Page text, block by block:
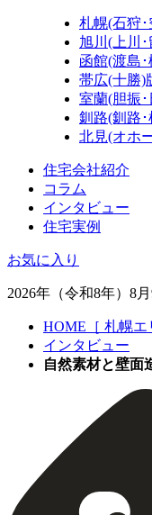
札幌(石狩･
旭川(上川
函館(渡島･
帯広(十勝)
室蘭(胆振･
釧路(釧路･
北見(オホ
住宅会社紹介
コラム
インタビュー
住宅実例
お気に入り
2026年（令和8年）8
HOME［ 札幌エ
インタビュー
自然素材と壁面